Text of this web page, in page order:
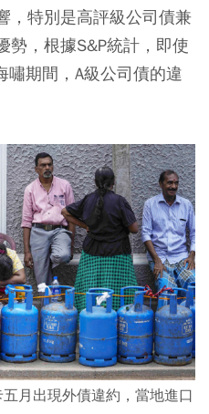
，特別是高評級公司債兼
勢，根據S&P統計，即使
期間，A級公司債的違
月出現外債違約，當地進口